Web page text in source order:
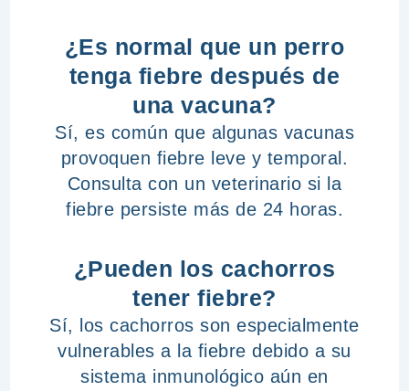
¿Es normal que un perro
tenga fiebre después de
una vacuna?
Sí, es común que algunas vacunas
provoquen fiebre leve y temporal.
Consulta con un veterinario si la
fiebre persiste más de 24 horas.
¿Pueden los cachorros
tener fiebre?
Sí, los cachorros son especialmente
vulnerables a la fiebre debido a su
sistema inmunológico aún en